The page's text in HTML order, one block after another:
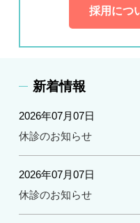
採用につ
新着情報
2026年07月07日
休診のお知らせ
2026年07月07日
休診のお知らせ